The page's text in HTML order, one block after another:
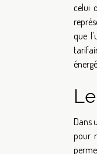
celui
que
Dans
pour